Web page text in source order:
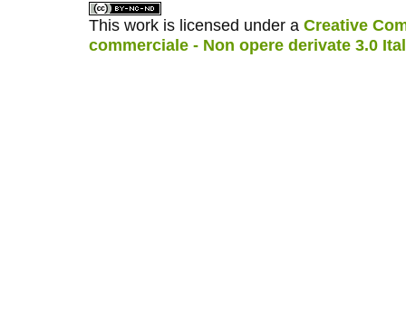
This work is licensed under a Creative
commerciale - Non opere derivate 3.0